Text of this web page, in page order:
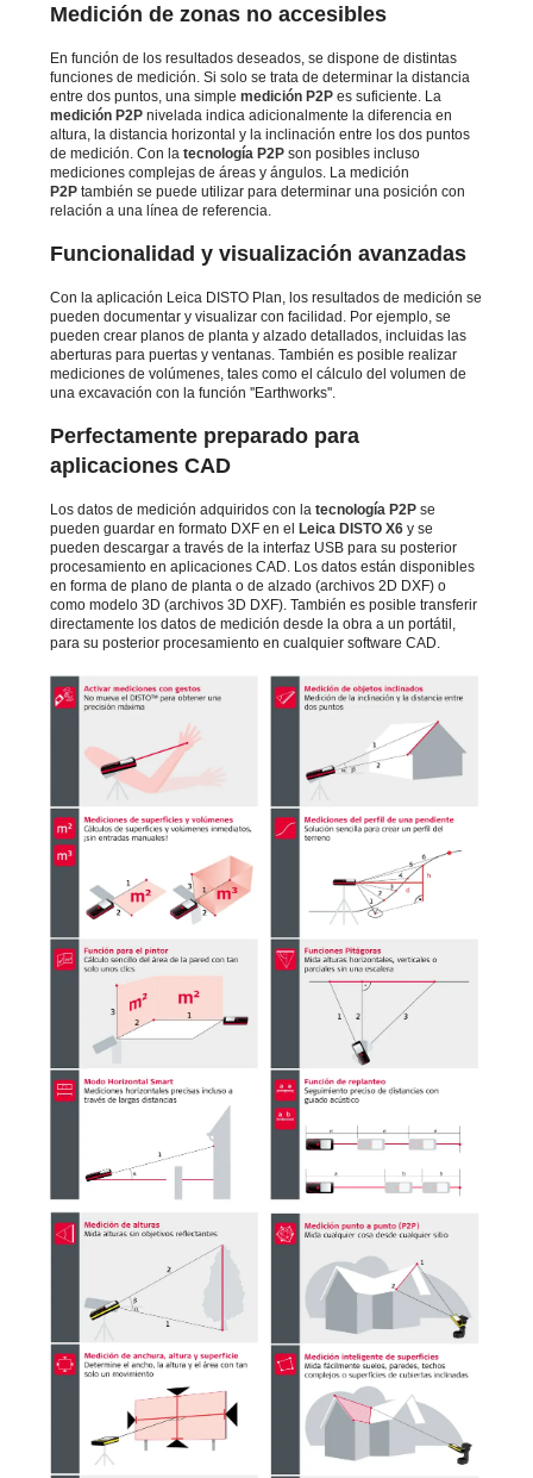
Medición de zonas no accesibles
En función de los resultados deseados, se dispone de distintas
funciones de medición. Si solo se trata de determinar la distancia
entre dos puntos, una simple medición P2P es suficiente. La
medición P2P nivelada indica adicionalmente la diferencia en
altura, la distancia horizontal y la inclinación entre los dos puntos
de medición. Con la tecnología P2P son posibles incluso
mediciones complejas de áreas y ángulos. La medición
P2P también se puede utilizar para determinar una posición con
relación a una línea de referencia.
Funcionalidad y visualización avanzadas
Con la aplicación Leica DISTO Plan, los resultados de medición se
pueden documentar y visualizar con facilidad. Por ejemplo, se
pueden crear planos de planta y alzado detallados, incluidas las
aberturas para puertas y ventanas. También es posible realizar
mediciones de volúmenes, tales como el cálculo del volumen de
una excavación con la función ''Earthworks''.
Perfectamente preparado para
aplicaciones CAD
Los datos de medición adquiridos con la tecnología P2P se
pueden guardar en formato DXF en el Leica DISTO X6 y se
pueden descargar a través de la interfaz USB para su posterior
procesamiento en aplicaciones CAD. Los datos están disponibles
en forma de plano de planta o de alzado (archivos 2D DXF) o
como modelo 3D (archivos 3D DXF). También es posible transferir
directamente los datos de medición desde la obra a un portátil,
para su posterior procesamiento en cualquier software CAD.